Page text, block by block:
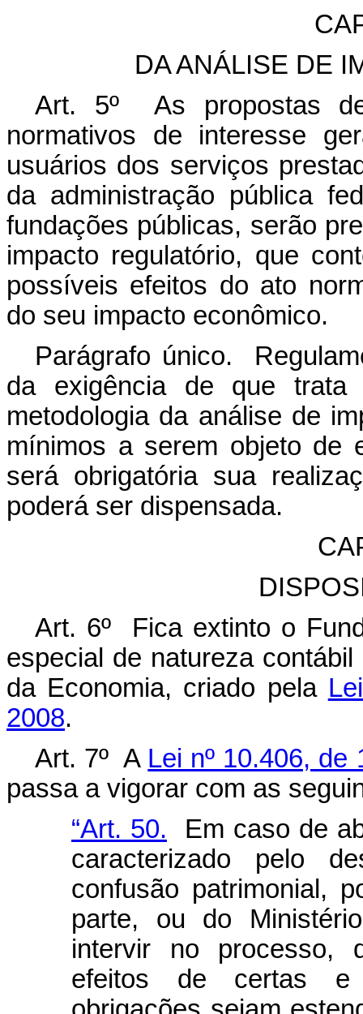
DA ANÁLISE DE
Art. 5º As propostas
normativos de interesse
usuários dos serviços
da administração pública
fundações públicas, serão
impacto regulatório, que
possíveis efeitos do ato
do seu impacto econômico.
Parágrafo único.
da exigência de que
metodologia da análise de
mínimos a serem objeto de
será obrigatória sua
poderá ser dispensada.
Art. 6º Fica extinto o
especial de natureza
da Economia, criado pela
2008.
Art. 7º A Lei nº 10.406, de
passa a vigorar com as
“Art. 50. Em caso de
caracterizado pelo
confusão patrimonial,
parte, ou do
intervir no processo,
efeitos de certas e